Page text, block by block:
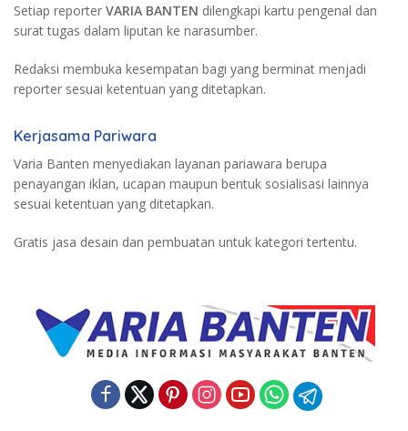
Setiap reporter VARIA BANTEN dilengkapi kartu pengenal dan
surat tugas dalam liputan ke narasumber.
Redaksi membuka kesempatan bagi yang berminat menjadi
reporter sesuai ketentuan yang ditetapkan.
Kerjasama Pariwara
Varia Banten menyediakan layanan pariawara berupa
penayangan iklan, ucapan maupun bentuk sosialisasi lainnya
sesuai ketentuan yang ditetapkan.
Gratis jasa desain dan pembuatan untuk kategori tertentu.